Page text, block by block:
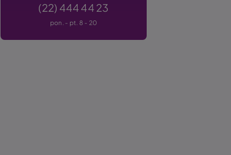
(22) 444 44 23
pon. - pt. 8 - 20